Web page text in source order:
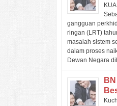
gangguan
ringan (LRT)
masalah sistem
dalam proses
Dewan Negara